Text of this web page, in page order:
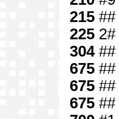
215 ##
225 2#
304##
675 ##
675 ##
675 ##